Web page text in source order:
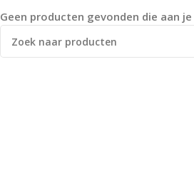
Geen producten gevonden die aan